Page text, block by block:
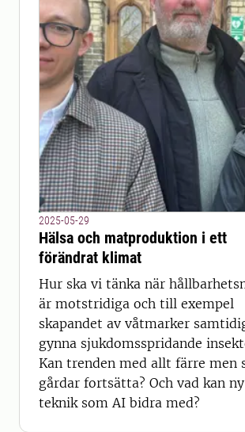
2025-05-29
Hälsa och matproduktion i ett
förändrat klimat
Hur ska vi tänka när
är motstridiga och till exempel
skapandet av våtmarker
gynna sjukdomsspridande
Kan trenden med allt färre men
gårdar fortsätta? Och vad kan ny
teknik som AI bidra med?